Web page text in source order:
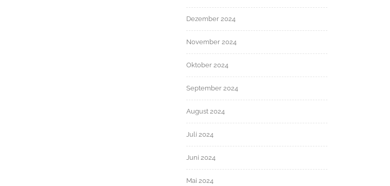
Dezember 2024
November 2024
Oktober 2024
September 2024
August 2024
Juli 2024
Juni 2024
Mai 2024